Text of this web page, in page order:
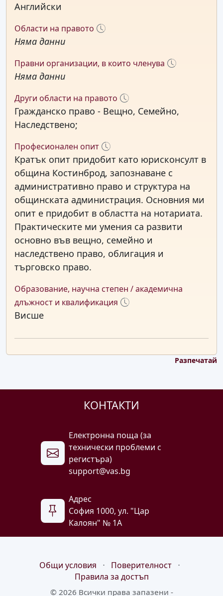
Английски
Области на правото
Няма данни
Правни организации, в които членува
Няма данни
Други области на правото
Гражданско право - Вещно, Семейно,
Наследствено;
Професионален опит
Кратък опит придобит като юрисконсулт в
община Костинброд, запознаване с
административно право и структура на
общинската администрация. Основния ми
опит е придобит в областта на нотариата.
Практическите ми умения са развити
основно във вещно, семейно и
наследствено право, облигация и
търговско право.
Образование, научна степен / академична
длъжност и квалификация
Висше
Разпечатай
КОНТАКТИ
Електронна поща (за
технически проблеми с
регистъра)
support@vas.bg
Адрес
София 1000, ул. "Цар
Калоян" № 1A
Общи условия ⋅ Поверителност
⋅
Правила за достъп
© 2026 Всички права запазени -